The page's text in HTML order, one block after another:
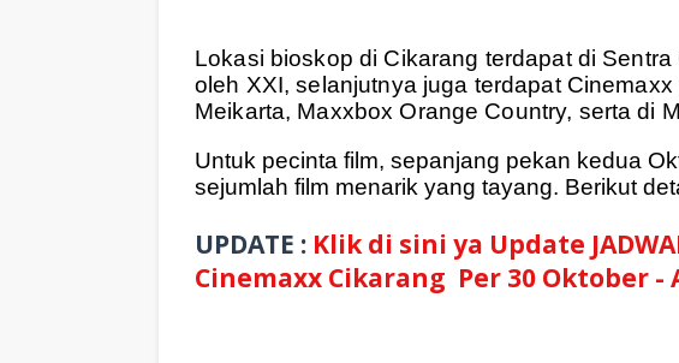
Lokasi bioskop di Cikarang terdapat di
oleh XXI, selanjutnya juga terdapat
Meikarta, Maxxbox Orange Country, serta di
Untuk pecinta film, sepanjang pekan kedua
sejumlah film menarik yang tayang. Berikut
UPDATE : Klik di sini ya Update
Cinemaxx Cikarang Per 30 Oktober -